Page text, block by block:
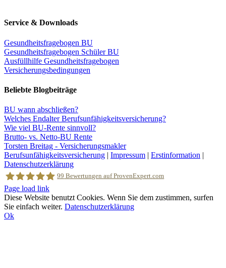
Service & Downloads
Gesundheitsfragebogen BU
Gesundheitsfragebogen Schüler BU
Ausfüllhilfe Gesundheitsfragebogen
Versicherungsbedingungen
Beliebte Blogbeiträge
BU wann abschließen?
Welches Endalter Berufsunfähigkeitsversicherung?
Wie viel BU-Rente sinnvoll?
Brutto- vs. Netto-BU Rente
Torsten Breitag - Versicherungsmakler
Berufsunfähigkeitsversicherung | Impressum | Erstinformation |
Datenschutzerklärung
Torsten Breitag Versicherungsmakler
99 Bewertungen auf ProvenExpert.com
Facebook
Page load link
Diese Website benutzt Cookies. Wenn Sie dem zustimmen, surfen
Sie einfach weiter. Datenschutzerklärung
Ok